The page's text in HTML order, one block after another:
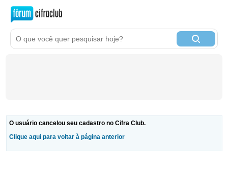
O usuário cancelou seu cadastro no Cifra Club.
Clique aqui para voltar à página anterior